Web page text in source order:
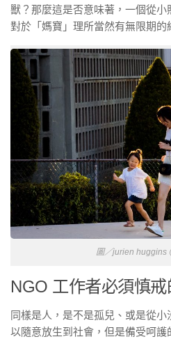
獸？那麼這是否意味著，一個從小
對於「媽寶」理所當然有無限期的
圖／jurien huggins
NGO 工作者必須慎戒
同樣是人，是不是孤兒、或是從
以隨意放生到社會，但是備受呵